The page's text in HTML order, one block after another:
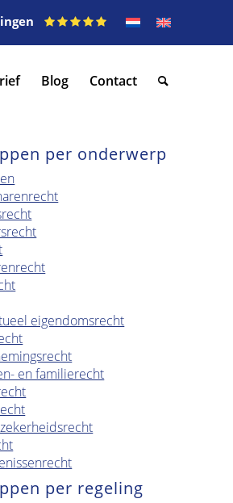
Blog Contact
per onderwerp
eigendomsrecht
en familierecht
per regeling